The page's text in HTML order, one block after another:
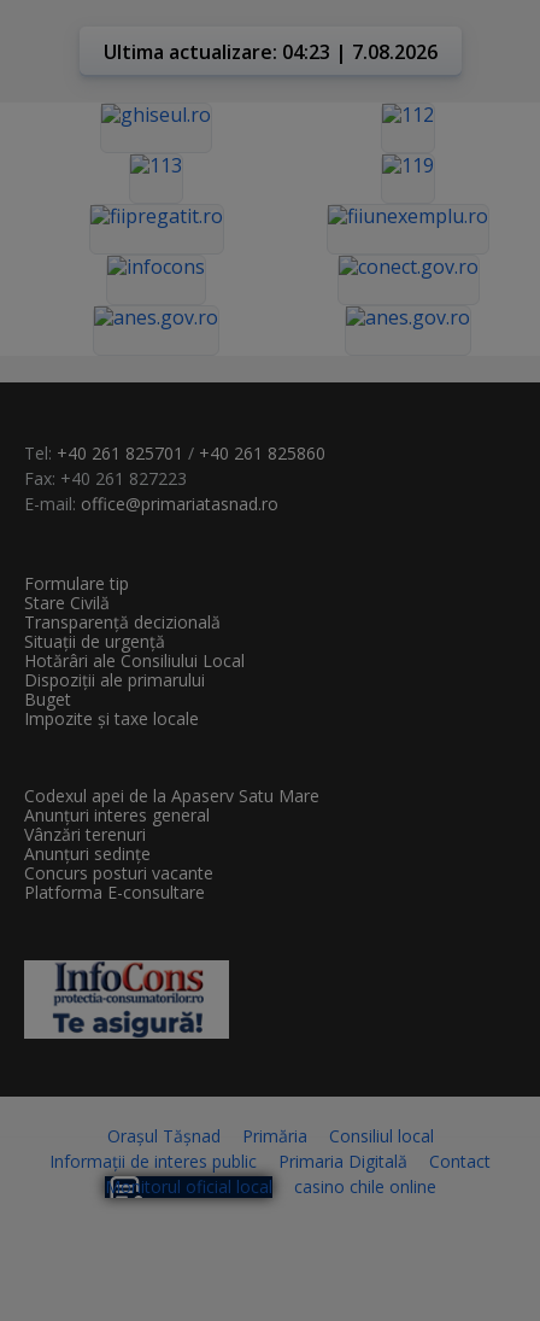
Ultima actualizare: 04:23 | 7.08.2026
Tel: +40 261 825701 / +40 261 825860
Fax: +40 261 827223
E-mail: office@primariatasnad.ro
Formulare tip
Stare Civilă
Transparenţă decizională
Situații de urgență
Hotărâri ale Consiliului Local
Dispoziții ale primarului
Buget
Impozite și taxe locale
Codexul apei de la Apaserv Satu Mare
Anunțuri interes general
Vânzări terenuri
Anunțuri sedințe
Concurs posturi vacante
Platforma E-consultare
Orașul Tășnad Primăria
Consiliul local
Informații de interes public
Primaria Digitală
Contact
Monitorul oficial local
casino chile online